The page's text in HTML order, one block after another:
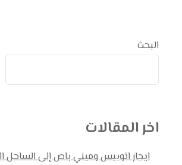
البحث
اخر المقالات
ايجار اتوبيس وميني باص إلى